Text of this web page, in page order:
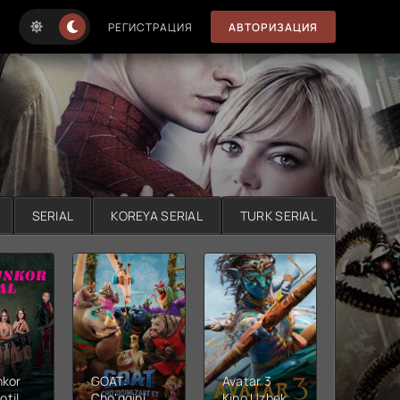
РЕГИСТРАЦИЯ АВТОРИЗАЦИЯ
SERIAL KOREYA SERIAL TURK SERIAL
GOAT:
Avatar 3